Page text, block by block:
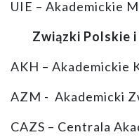
UIE – Akademickie
Związki Polskie
AKH – Akademickie
AZM - Akademicki
CAZS – Centrala